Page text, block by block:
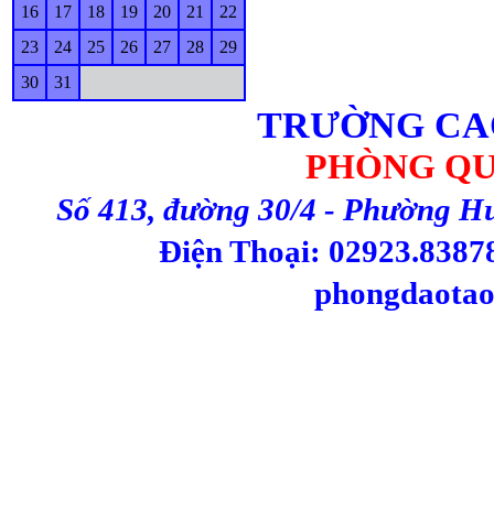
16
17 18 19 20 21
22
23
24 25 26 27 28
29
30
31
TRƯỜNG
PHÒNG
Số 413, đường 30/4 - Phường
Điện Thoại: